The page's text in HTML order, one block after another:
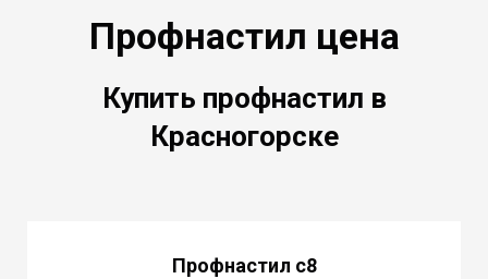
Профнастил цена
Купить профнастил в
Красногорске
Профнастил с8